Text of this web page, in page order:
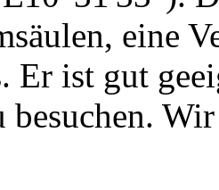
eine
Er ist gut
besuchen.